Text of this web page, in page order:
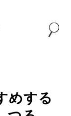
めする